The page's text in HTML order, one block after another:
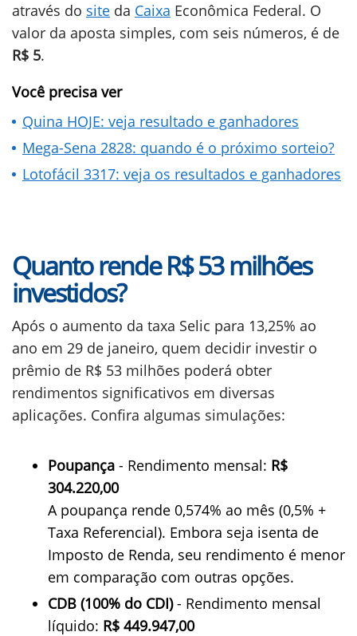
através do site da Caixa Econômica Federal. O
valor da aposta simples, com seis números, é de
R$ 5.
Você precisa ver
Quina HOJE: veja resultado e ganhadores
Mega-Sena 2828: quando é o próximo sorteio?
Lotofácil 3317: veja os resultados e ganhadores
Quanto rende R$ 53 milhões
investidos?
Após o aumento da taxa Selic para 13,25% ao
ano em 29 de janeiro, quem decidir investir o
prêmio de R$ 53 milhões poderá obter
rendimentos significativos em diversas
aplicações. Confira algumas simulações:
Poupança - Rendimento mensal: R$
304.220,00
A poupança rende 0,574% ao mês (0,5% +
Taxa Referencial). Embora seja isenta de
Imposto de Renda, seu rendimento é menor
em comparação com outras opções.
CDB (100% do CDI)- Rendimento mensal
líquido: R$ 449.947,00